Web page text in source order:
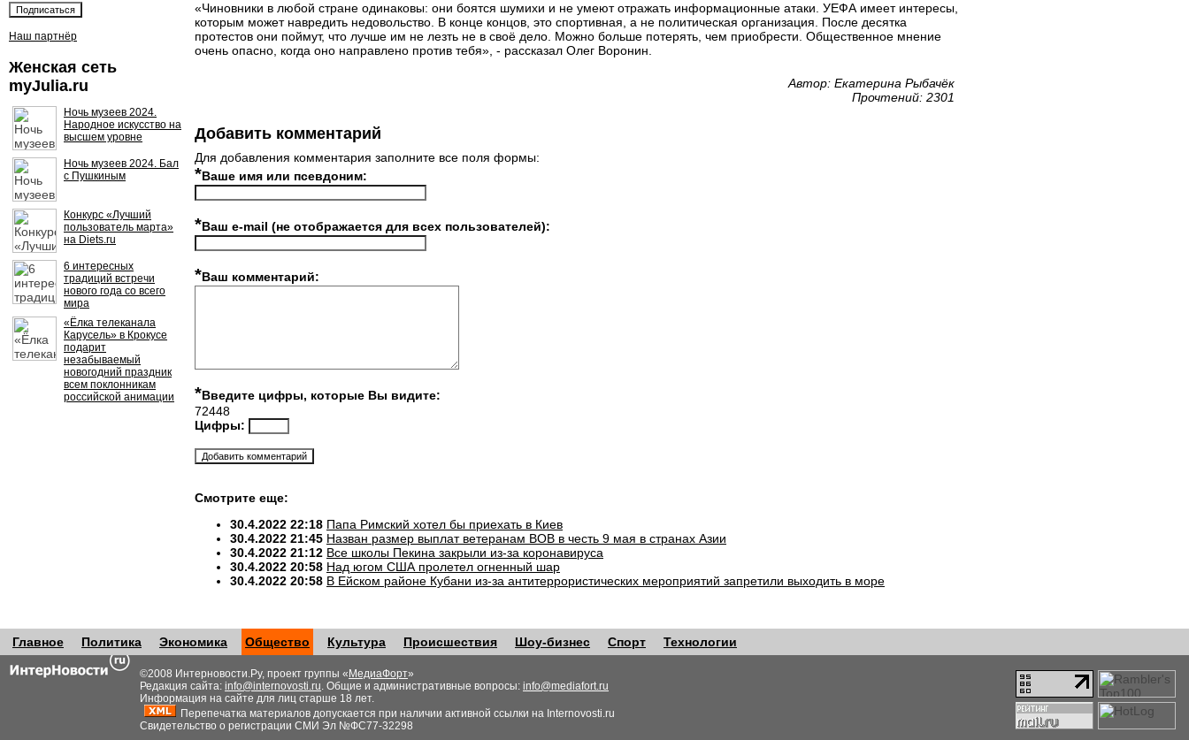
Наш партнёр
Женская сеть
myJulia.ru
Ночь музеев 2024.
Народное искусство на
высшем уровне
Ночь музеев 2024. Бал
с Пушкиным
Конкурс «Лучший
пользователь марта»
на Diets.ru
6 интересных
традиций встречи
нового года со всего
мира
«Ёлка телеканала
Карусель» в Крокусе
подарит
незабываемый
новогодний праздник
всем поклонникам
российской анимации
«Чиновники в любой стране одинаковы: они боятся шумихи и не умеют отражать информационные атаки. УЕФА имеет интересы,
которым может навредить недовольство. В конце концов, это спортивная, а не политическая организация. После десятка
протестов они поймут, что лучше им не лезть не в своё дело. Можно больше потерять, чем приобрести. Общественное мнение
очень опасно, когда оно направлено против тебя», - рассказал Олег Воронин.
Автор: Екатерина Рыбачёк
Прочтений: 2301
Добавить комментарий
Для добавления комментария заполните все поля формы:
*Ваше имя или псевдоним:
*Ваш e-mail (не отображается для всех пользователей):
*Ваш комментарий:
*Введите цифры, которые Вы видите:
72448
Цифры:
Смотрите еще:
30.4.2022 22:18 Папа Римский хотел бы приехать в Киев
30.4.2022 21:45 Назван размер выплат ветеранам ВОВ в честь 9 мая в странах Азии
30.4.2022 21:12 Все школы Пекина закрыли из-за коронавируса
30.4.2022 20:58 Над югом США пролетел огненный шар
30.4.2022 20:58 В Ейском районе Кубани из-за антитеррористических мероприятий запретили выходить в море
Главное Политика Экономика Общество Культура Происшествия Шоу-бизнес Спорт Технологии
©2008 Интерновости.Ру, проект группы « МедиаФорт»
Редакция сайта: info@internovosti.ru. Общие и административные вопросы: info@mediafort.ru
Информация на сайте для лиц старше 18 лет.
Перепечатка материалов допускается при наличии активной ссылки на Internovosti.ru
Свидетельство о регистрации СМИ Эл №ФС77-32298